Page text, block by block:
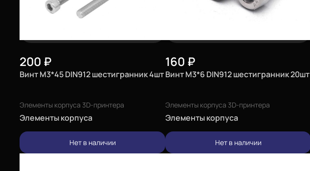
200 ₽
Винт М3*45 DIN912 шестигранник 4шт
Элементы корпуса 3D-принтера
Элементы корпуса
Нет в наличии
160 ₽
Винт М3*6 DIN912 шестигранник 20шт
Элементы корпуса 3D-принтера
Элементы корпуса
Нет в наличии